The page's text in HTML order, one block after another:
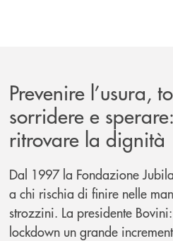
Prevenire l’usura,
sorridere e sperare:
ritrovare la dignità
Dal 1997 la Fondazione
a chi rischia di finire nelle
strozzini. La presidente
lockdown un grande